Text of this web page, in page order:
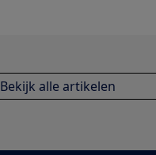
Bekijk alle artikelen